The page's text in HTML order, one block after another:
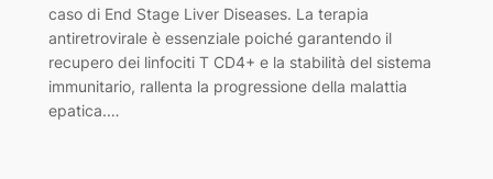
caso di End Stage Liver Diseases. La terapia
antiretrovirale è essenziale poiché garantendo il
recupero dei linfociti T CD4+ e la stabilità del sistema
immunitario, rallenta la progressione della malattia
epatica.…